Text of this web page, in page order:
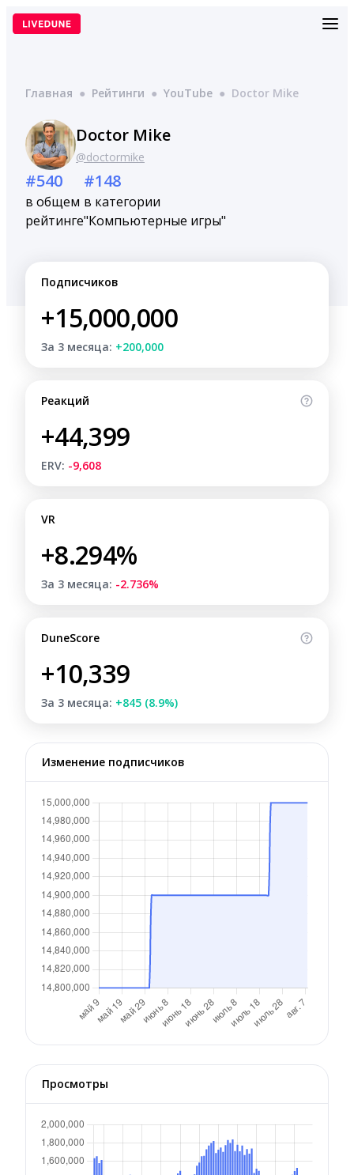
Перейти
Главная ● Рейтинги ● YouTube ● Doctor Mike
Doctor Mike
@doctormike
#540
в общем
рейтинге
#148
в категории
"Компьютерные игры"
Подписчиков
+15,000,000
За 3 месяца: +200,000
Реакций
+44,399
ERV: -9,608
VR
+8.294%
За 3 месяца: -2.736%
DuneScore
+10,339
За 3 месяца: +845 (8.9%)
Изменение подписчиков
Просмотры